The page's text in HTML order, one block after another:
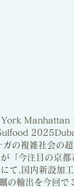
Manhattan
の複雑社会の
「今注目の京
て,国内新設加
輸出を今回で